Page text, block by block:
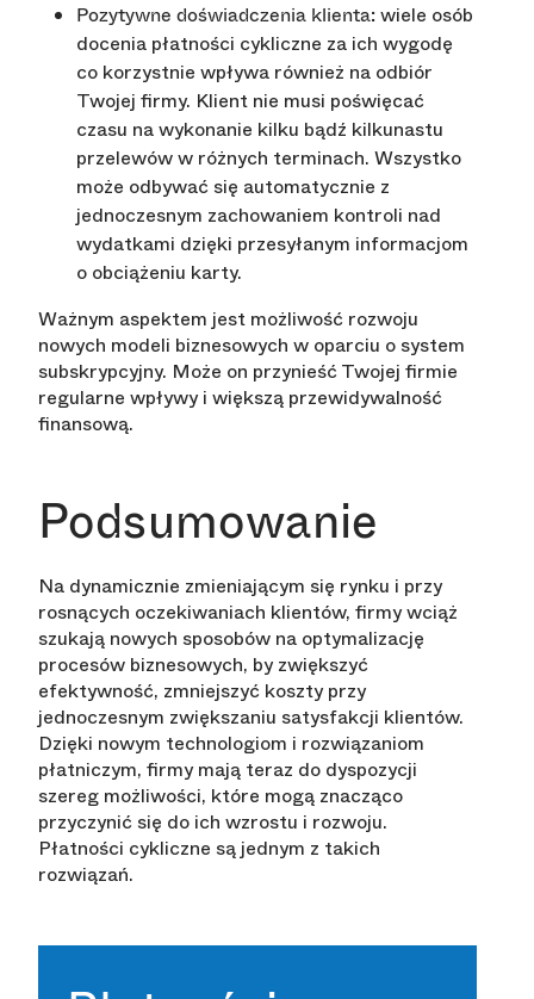
Pozytywne doświadczenia klienta: wiele osób
docenia płatności cykliczne za ich wygodę
co korzystnie wpływa również na odbiór
Twojej firmy. Klient nie musi poświęcać
czasu na wykonanie kilku bądź kilkunastu
przelewów w różnych terminach. Wszystko
może odbywać się automatycznie z
jednoczesnym zachowaniem kontroli nad
wydatkami dzięki przesyłanym informacjom
o obciążeniu karty.
Ważnym aspektem jest możliwość rozwoju
nowych modeli biznesowych w oparciu o system
subskrypcyjny. Może on przynieść Twojej firmie
regularne wpływy i większą przewidywalność
finansową.
Podsumowanie
Na dynamicznie zmieniającym się rynku i przy
rosnących oczekiwaniach klientów, firmy wciąż
szukają nowych sposobów na optymalizację
procesów biznesowych, by zwiększyć
efektywność, zmniejszyć koszty przy
jednoczesnym zwiększaniu satysfakcji klientów.
Dzięki nowym technologiom i rozwiązaniom
płatniczym, firmy mają teraz do dyspozycji
szereg możliwości, które mogą znacząco
przyczynić się do ich wzrostu i rozwoju.
Płatności cykliczne są jednym z takich
rozwiązań.